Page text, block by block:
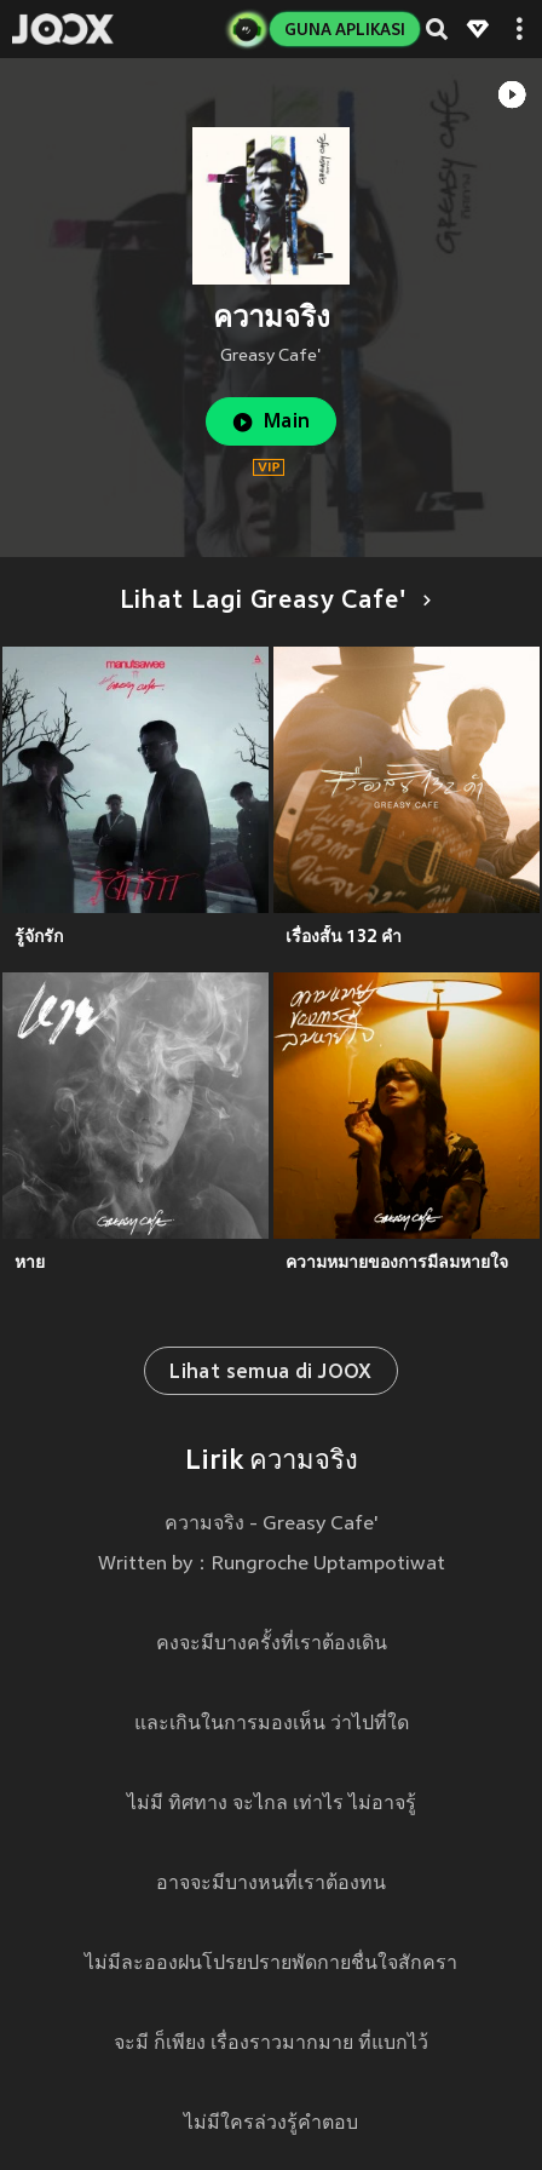
GUNA APLIKASI
ความจริง
Greasy Cafe'
Main
Lihat Lagi Greasy Cafe'
รู้จักรัก เรื่องสั้น 132 คำ
หาย ความหมายของการมีลมหายใจ
Lihat semua di JOOX
Lirik ความจริง
ความจริง - Greasy Cafe'
Written by：Rungroche Uptampotiwat
คงจะมีบางครั้งที่เราต้องเดิน
และเกินในการมองเห็น ว่าไปที่ใด
ไม่มี ทิศทาง จะไกล เท่าไร ไม่อาจรู้
อาจจะมีบางหนที่เราต้องทน
ไม่มีละอองฝนโปรยปรายพัดกายชื่นใจสักครา
จะมี ก็เพียง เรื่องราวมากมาย ที่แบกไว้
ไม่มีใครล่วงรู้คำตอบ